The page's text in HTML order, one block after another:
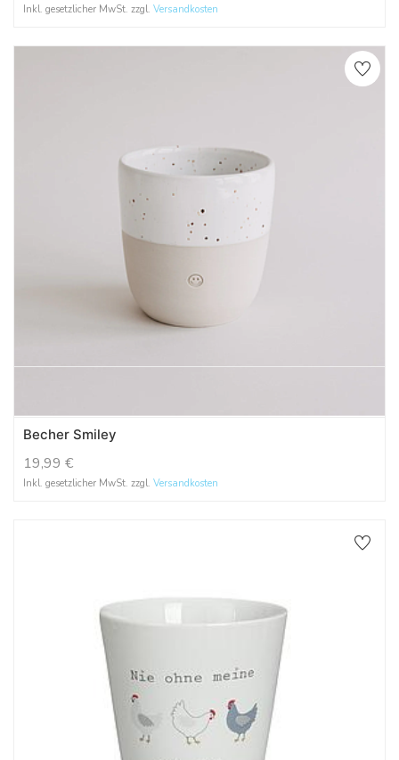
Inkl. gesetzlicher MwSt. zzgl. Versandkosten
Becher Smiley
19,99 €
Inkl. gesetzlicher MwSt. zzgl. Versandkosten